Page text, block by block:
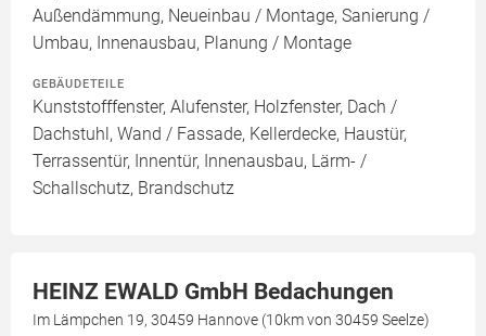
Außendämmung, Neueinbau / Montage, Sanierung /
Umbau, Innenausbau, Planung / Montage
GEBÄUDETEILE
Kunststofffenster, Alufenster, Holzfenster, Dach /
Dachstuhl, Wand / Fassade, Kellerdecke, Haustür,
Terrassentür, Innentür, Innenausbau, Lärm- /
Schallschutz, Brandschutz
HEINZ EWALD GmbH Bedachungen
Im Lämpchen 19, 30459 Hannove (10km von 30459 Seelze)